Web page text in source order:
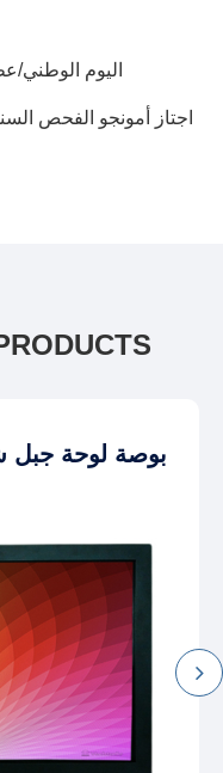
اليوم
اجتاز أمونجو الفحص
بوصة لوحة جبل